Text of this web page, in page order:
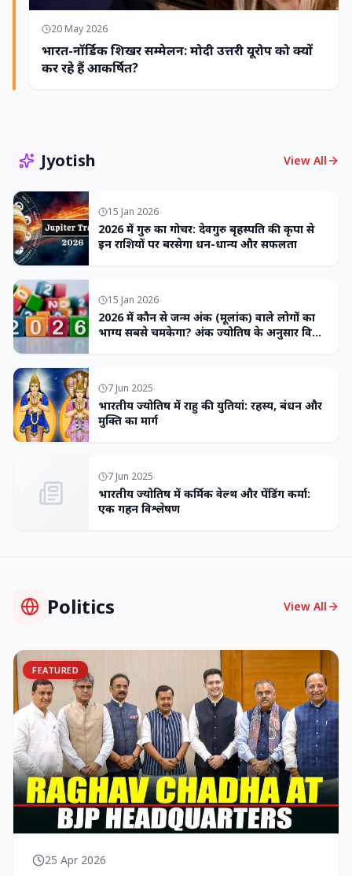
20 May 2026
भारत-नॉर्डिक शिखर सम्मेलन: मोदी उत्तरी यूरोप को क्यों
कर रहे हैं आकर्षित?
Jyotish View All
15 Jan 2026
2026 में गुरु का गोचर: देवगुरु बृहस्पति की कृपा से
इन राशियों पर बरसेगा धन-धान्य और सफलता
15 Jan 2026
2026 में कौन से जन्म अंक (मूलांक) वाले लोगों का
भाग्य सबसे चमकेगा? अंक ज्योतिष के अनुसार विशेष
7 Jun 2025
भारतीय ज्योतिष में राहु की युतियां: रहस्य, बंधन और
मुक्ति का मार्ग
7 Jun 2025
भारतीय ज्योतिष में कर्मिक वेल्थ और पेंडिंग कर्मा:
एक गहन विश्लेषण
Politics View All
FEATURED
25 Apr 2026